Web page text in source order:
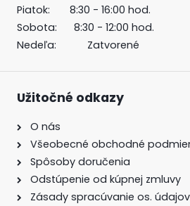
Piatok: 8:30 - 16:00 hod.
Sobota: 8:30 - 12:00 hod.
Nedeľa: Zatvorené
Užitočné odkazy
O nás
Všeobecné obchodné
Spôsoby doručenia
Odstúpenie od kúpnej zmluvy
Zásady spracúvanie os. údajov